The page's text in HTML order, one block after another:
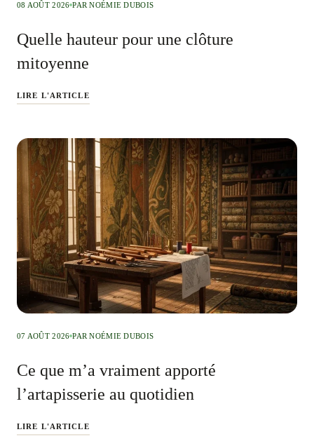
08 AOÛT 2026 PAR NOÉMIE DUBOIS
Quelle hauteur pour une clôture
mitoyenne
LIRE L'ARTICLE
07 AOÛT 2026 PAR NOÉMIE DUBOIS
Ce que m’a vraiment apporté
l’artapisserie au quotidien
LIRE L'ARTICLE